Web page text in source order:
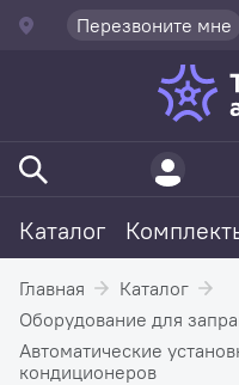
Перезвоните мне
Каталог
Главная
Каталог
Оборудование для
Автоматические
кондиционеров